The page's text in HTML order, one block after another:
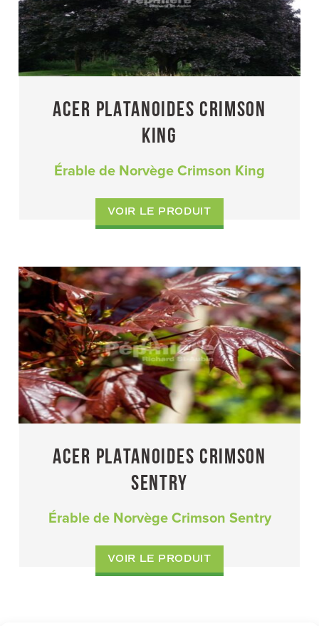
ACER PLATANOIDES CRIMSON
KING
Érable de Norvège Crimson King
VOIR LE PRODUIT
ACER PLATANOIDES CRIMSON
SENTRY
Érable de Norvège Crimson Sentry
VOIR LE PRODUIT